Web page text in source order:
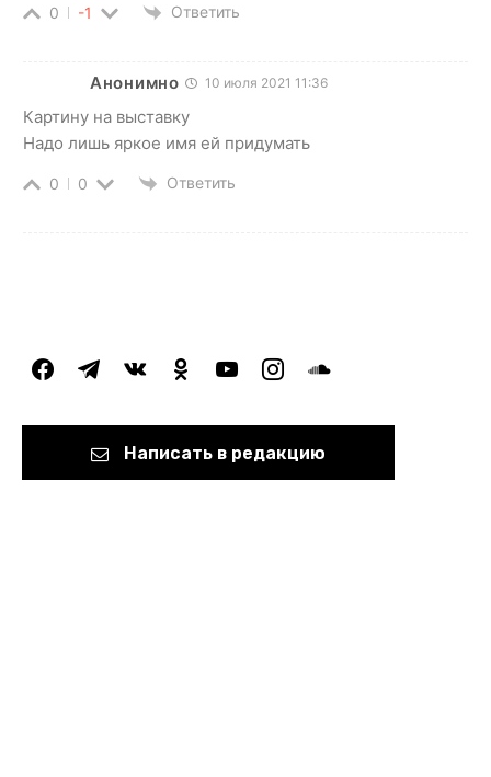
0 -1 Ответить
Анонимно 10 июля 2021 11:36
Картину на выставку
Надо лишь яркое имя ей придумать
0 0 Ответить
facebooktelegramvkontakteodnoklassniki
youtubeinstagramsoundcloud
Написать в редакцию